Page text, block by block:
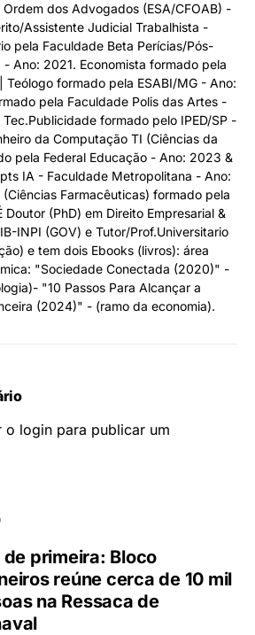
Ordem dos Advogados (ESA/CFOAB) -
Assistente Judicial Trabalhista -
pela Faculdade Beta Perícias/Pós-
Ano: 2021. Economista formado pela
Teólogo formado pela ESABI/MG - Ano:
pela Faculdade Polis das Artes -
formado pelo IPED/SP -
da Computação TI (Ciências da
pela Federal Educação - Ano: 2023 &
IA - Faculdade Metropolitana - Ano:
Farmacêuticas) formado pela
(PhD) em Direito Empresarial &
INPI (GOV) e Tutor/Prof.Universitario
e tem dois Ebooks (livros): área
"Sociedade Conectada (2020)" -
"10 Passos Para Alcançar a
(2024)" - (ramo da economia).
o login para publicar um
de primeira: Bloco
reúne cerca de 10 mil
na Ressaca de